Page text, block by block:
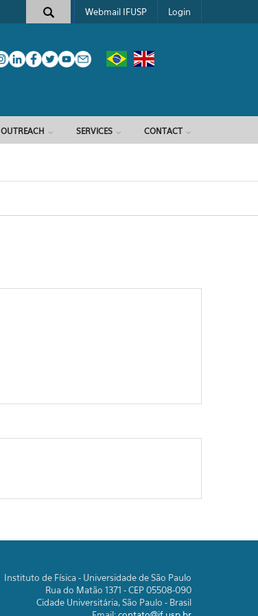
Webmail IFUSP Login
OUTREACH SERVICES CONTACT
Instituto de Física - Universidade de São Paulo
Rua do Matão 1371 - CEP 05508-090
Cidade Universitária, São Paulo - Brasil